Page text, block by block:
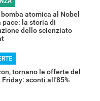
bomba atomica al Nobel
pace: la storia di
dello scienziato
tornano le offerte del
Friday: sconti all'85%